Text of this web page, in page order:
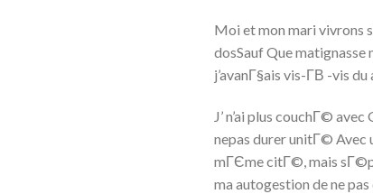
Moi et mon mari vivrons
dosSauf Que
j’avanГ§ais vis-Г­В -vis
J’ n’ai plus couchГ©
nepas durer unitГ© Avec
mГЄme citГ©, mais
ma autogestion de ne